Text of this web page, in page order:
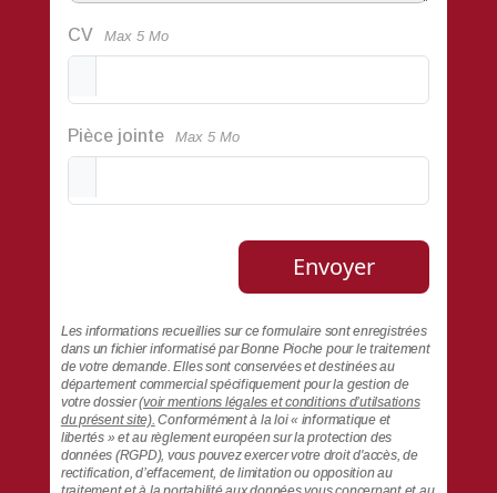
CV
Pièce jointe
Envoyer
Les informations recueillies sur ce formulaire sont enregistrées
dans un fichier informatisé par Bonne Pioche pour le traitement
de votre demande. Elles sont conservées et destinées au
département commercial spécifiquement pour la gestion de
votre dossier(voir mentions légales et conditions d’utilsations
du présent site). Conformément à la loi « informatique et
libertés » et au règlement européen sur la protection des
données (RGPD), vous pouvez exercer votre droit d'accès, de
rectification, d’effacement, de limitation ou opposition au